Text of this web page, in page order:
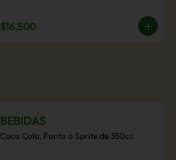
$16.500
BEBIDAS
Coca Cola, Fanta o Sprite de 350cc